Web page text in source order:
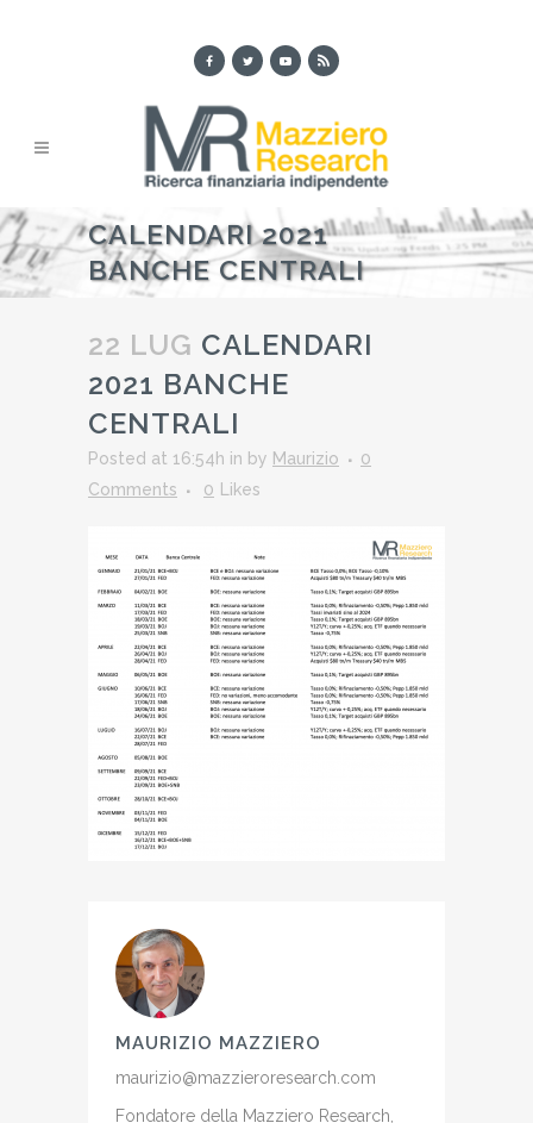
CALENDARI 2021
BANCHE CENTRALI
22 LUG CALENDARI
2021 BANCHE
CENTRALI
Posted at 16:54h in by Maurizio
0
Comments
0 Likes
MAURIZIO MAZZIERO
maurizio@mazzieroresearch.com
Fondatore della Mazziero Research,